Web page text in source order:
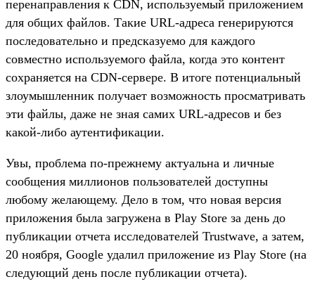
перенаправления к CDN, используемый приложением
для общих файлов. Такие URL-адреса генерируются
последовательно и предсказуемо для каждого
совместно используемого файла, когда это контент
сохраняется на CDN-сервере. В итоге потенциальный
злоумышленник получает возможность просматривать
эти файлы, даже не зная самих URL-адресов и без
какой-либо аутентификации.
Увы, проблема по-прежнему актуальна и личные
сообщения миллионов пользователей доступны
любому желающему. Дело в том, что новая версия
приложения была загружена в Play Store за день до
публикации отчета исследователей Trustwave, а затем,
20 ноября, Google удалил приложение из Play Store (на
следующий день после публикации отчета).